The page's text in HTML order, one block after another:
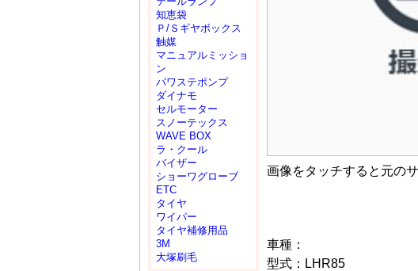
画像をタッチすると元の
車種：
型式：LHR85
知恵袋
Ｐ/Ｓギヤボックス
触媒
マニュアルミッショ
ン
パワステポンプ
ダイナモ
セルモーター
スノーテックス
WAVE BOX
ラ・クール
バイザー
ショーワグローブ
ETC
タイヤ
ワイパー
タイヤ補修用品
3M
大塚刷毛